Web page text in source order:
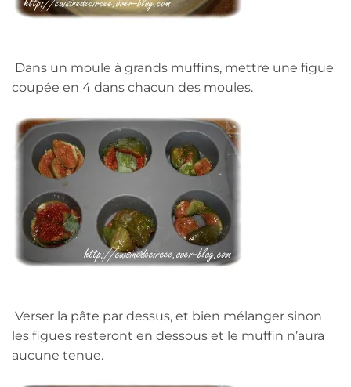
Dans un moule à grands muffins, mettre une figue
coupée en 4 dans chacun des moules.
Verser la pâte par dessus, et bien mélanger sinon
les figues resteront en dessous et le muffin n’aura
aucune tenue.